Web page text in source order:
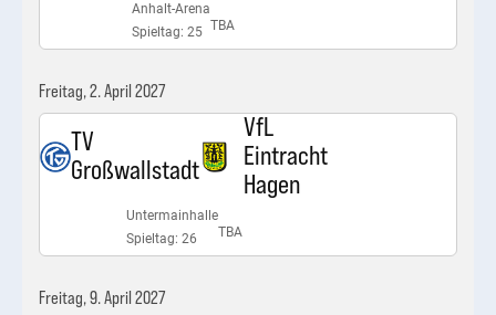
Anhalt-Arena
Spieltag: 25 TBA
Freitag, 2. April 2027
TV
Großwallstadt
VfL
Eintracht
Hagen
Untermainhalle
Spieltag: 26
TBA
Freitag, 9. April 2027